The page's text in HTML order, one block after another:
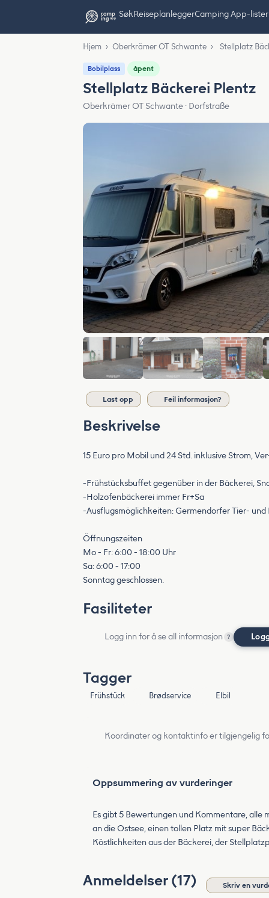
SøkReiseplanleggerCamping App-lister
Hjem › Oberkrämer OT Schwante › Stellplatz
Bobilplass åpent
Stellplatz Bäckerei Plentz
Oberkrämer OT Schwante · Dorfstraße
Last opp Feil informasjon?
Beskrivelse
15 Euro pro Mobil und 24 Std. inklusive Strom,
-Frühstücksbuffet gegenüber in der Bäckerei,
-Holzofenbäckerei immer Fr+Sa
-Ausflugsmöglichkeiten: Germendorfer Tier-
Öffnungszeiten
Mo - Fr: 6:00 - 18:00 Uhr
Sa: 6:00 - 17:00
Sonntag geschlossen.
Fasiliteter
Logg inn for å se all informasjon ?
Tagger
Frühstück Brødservice Elbil
Koordinater og kontaktinfo er tilgjengelig
Oppsummering av vurderinger
Es gibt 5 Bewertungen und Kommentare, alle
an die Ostsee, einen tollen Platz mit super
Köstlichkeiten aus der Bäckerei, der
Anmeldelser (17) Skriv en